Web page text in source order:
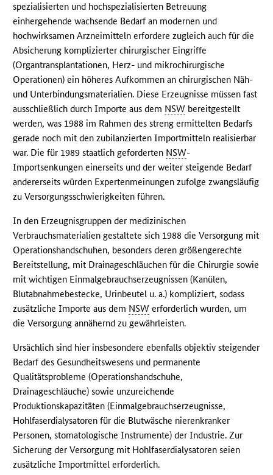
spezialisierten und hochspezialisierten Betreuung
einhergehende wachsende Bedarf an modernen und
hochwirksamen Arzneimitteln erfordere zugleich auch für die
Absicherung komplizierter chirurgischer Eingriffe
(Organtransplantationen, Herz- und mikrochirurgische
Operationen) ein höheres Aufkommen an chirurgischen Näh-
und Unterbindungsmaterialien. Diese Erzeugnisse müssen fast
ausschließlich durch Importe aus dem NSW bereitgestellt
werden, was 1988 im Rahmen des streng ermittelten Bedarfs
gerade noch mit den zubilanzierten Importmitteln realisierbar
war. Die für 1989 staatlich geforderten NSW-
Importsenkungen einerseits und der weiter steigende Bedarf
andererseits würden Expertenmeinungen zufolge zwangsläufig
zu Versorgungsschwierigkeiten führen.
In den Erzeugnisgruppen der medizinischen
Verbrauchsmaterialien gestaltete sich 1988 die Versorgung mit
Operationshandschuhen, besonders deren größengerechte
Bereitstellung, mit Drainageschläuchen für die Chirurgie sowie
mit wichtigen Einmalgebrauchserzeugnissen (Kanülen,
Blutabnahmebestecke, Urinbeutel u. a.) kompliziert, sodass
zusätzliche Importe aus dem NSW erforderlich wurden, um
die Versorgung annähernd zu gewährleisten.
Ursächlich sind hier insbesondere ebenfalls objektiv steigender
Bedarf des Gesundheitswesens und permanente
Qualitätsprobleme (Operationshandschuhe,
Drainageschläuche) sowie unzureichende
Produktionskapazitäten (Einmalgebrauchserzeugnisse,
Hohlfaserdialysatoren für die Blutwäsche nierenkranker
Personen, stomatologische Instrumente) der Industrie. Zur
Sicherung der Versorgung mit Hohlfaserdialysatoren seien
zusätzliche Importmittel erforderlich.